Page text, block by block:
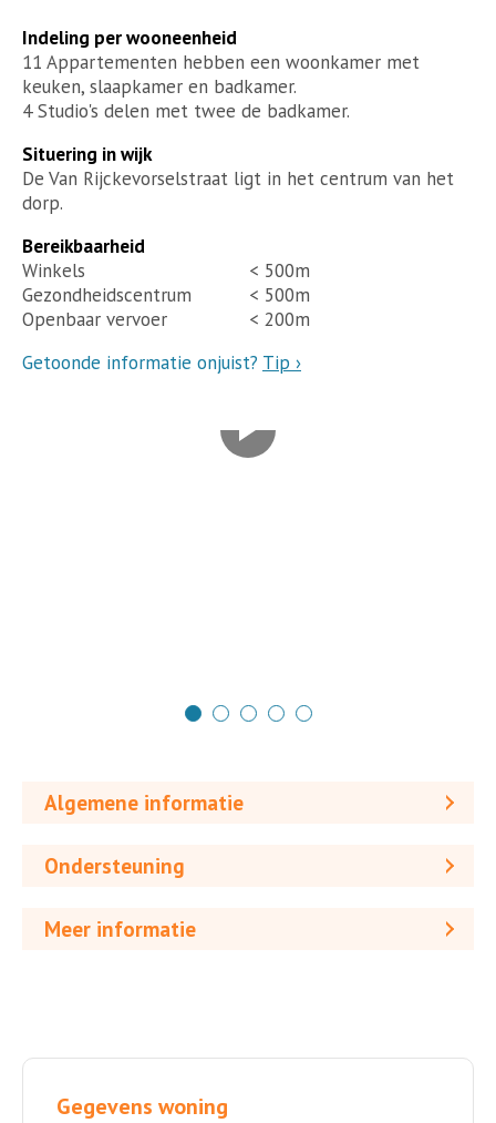
Indeling per wooneenheid
11 Appartementen hebben een woonkamer met
keuken, slaapkamer en badkamer.
4 Studio's delen met twee de badkamer.
Situering in wijk
De Van Rijckevorselstraat ligt in het centrum van het
dorp.
Bereikbaarheid
Winkels
< 500m
Gezondheidscentrum
< 500m
Openbaar vervoer
< 200m
Getoonde informatie onjuist? Tip ›
Algemene informatie
Ondersteuning
Meer informatie
Gegevens woning